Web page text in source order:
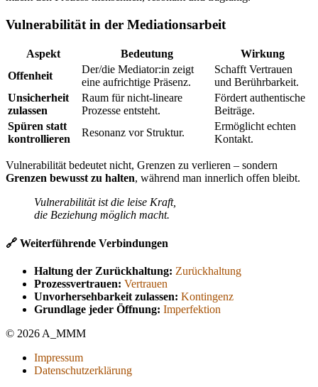
Vulnerabilität in der Mediationsarbeit
Aspekt Bedeutung
Wirkung
Offenheit
Der/die Mediator:in zeigt
eine aufrichtige Präsenz.
Schafft Vertrauen
und Berührbarkeit.
Unsicherheit
zulassen
Raum für nicht-lineare
Prozesse entsteht.
Fördert authentische
Beiträge.
Spüren statt
kontrollieren
Resonanz vor Struktur.
Ermöglicht echten
Kontakt.
Vulnerabilität bedeutet nicht, Grenzen zu verlieren – sondern
Grenzen bewusst zu halten, während man innerlich offen bleibt.
Vulnerabilität ist die leise Kraft,
die Beziehung möglich macht.
🔗 Weiterführende Verbindungen
Haltung der Zurückhaltung: Zurückhaltung
Prozessvertrauen: Vertrauen
Unvorhersehbarkeit zulassen: Kontingenz
Grundlage jeder Öffnung: Imperfektion
© 2026 A_MMM
Impressum
Datenschutzerklärung